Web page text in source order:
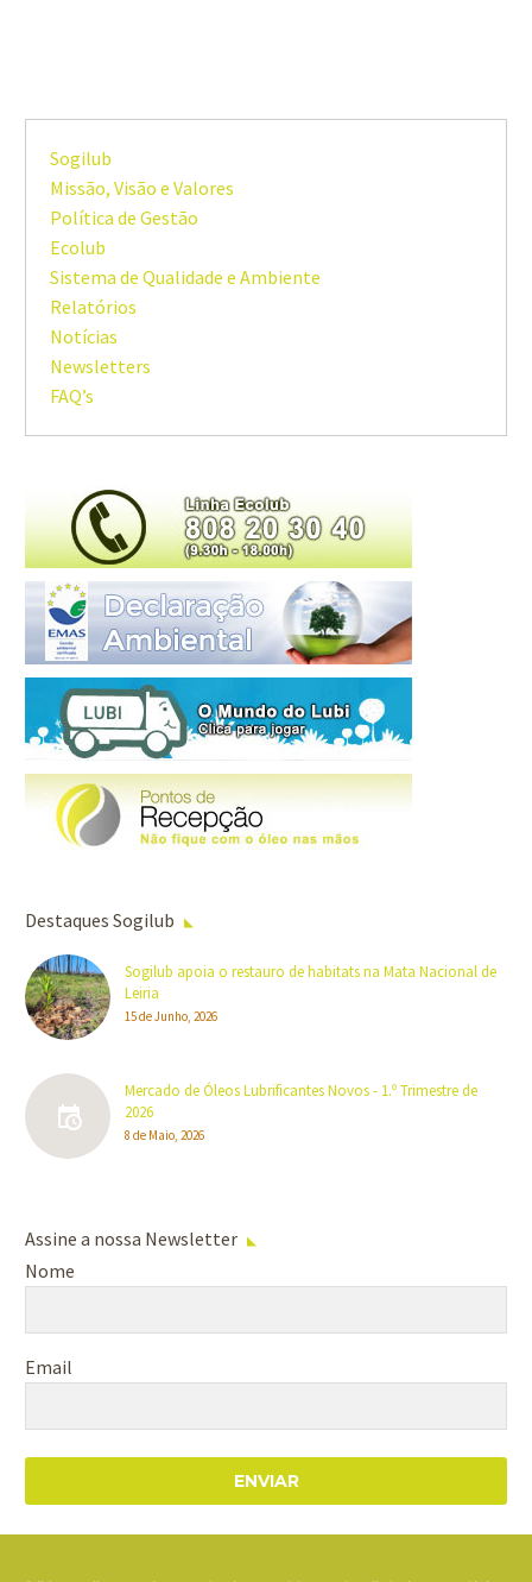
Sogilub
Missão, Visão e Valores
Política de Gestão
Ecolub
Sistema de Qualidade e Ambiente
Relatórios
Notícias
Newsletters
FAQ’s
Destaques Sogilub
Sogilub apoia o restauro de habitats na Mata Nacional de
Leiria
15 de Junho, 2026
Mercado de Óleos Lubrificantes Novos - 1.º Trimestre de
2026
8 de Maio, 2026
Assine a nossa Newsletter
Nome
Email
ENVIAR